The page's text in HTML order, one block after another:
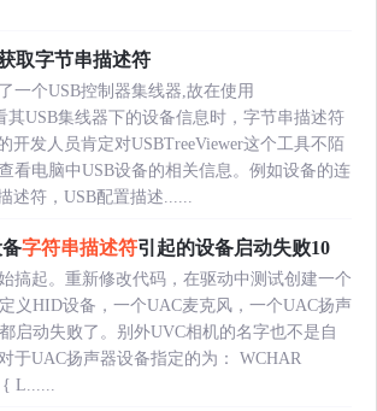
取字节串描述符
一个USB控制器集线器,故在使用
其USB集线器下的设备信息时，字节串描述符
开发人员肯定对USBTreeViewer这个工具不陌
看电脑中USB设备的相关信息。例如设备的连
述符，USB配置描述......
字符串描述符引起的设备启动失败10
搞起。重新修改代码，在驱动中测试创建一个
义HID设备，一个UAC麦克风，一个UAC扬声
启动失败了。别外UVC相机的名字也不是自
于UAC扬声器设备指定的为： WCHAR
{ L......